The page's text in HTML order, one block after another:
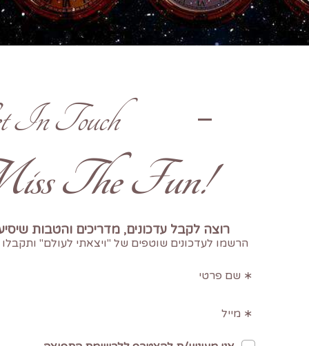
In Touch
!Don't Miss The Fun